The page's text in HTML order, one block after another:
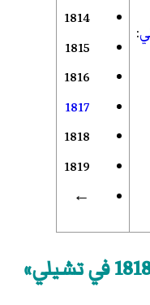
:
1814
1815
1816
1817
1818
1819
←